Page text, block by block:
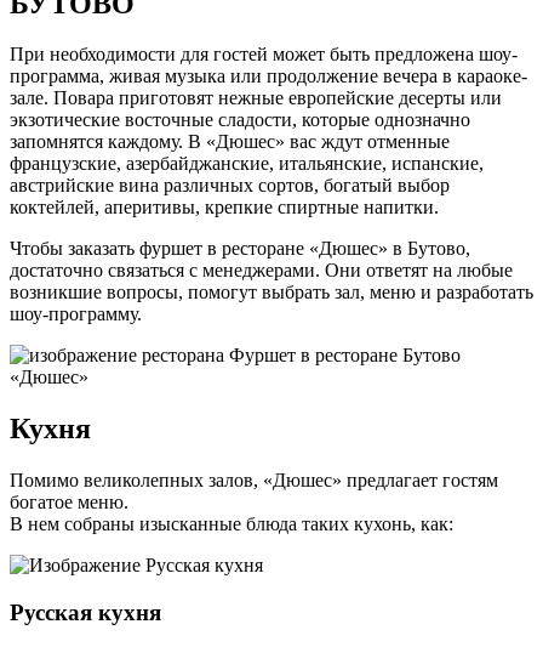
При необходимости для гостей может быть предложена шоу-
программа, живая музыка или продолжение вечера в караоке-
зале. Повара приготовят нежные европейские десерты или
экзотические восточные сладости, которые однозначно
запомнятся каждому. В «Дюшес» вас ждут отменные
французские, азербайджанские, итальянские, испанские,
австрийские вина различных сортов, богатый выбор
коктейлей, аперитивы, крепкие спиртные напитки.
Чтобы заказать фуршет в ресторане «Дюшес» в Бутово,
достаточно связаться с менеджерами. Они ответят на любые
возникшие вопросы, помогут выбрать зал, меню и разработать
шоу-программу.
Кухня
Помимо великолепных залов, «Дюшес» предлагает гостям
богатое меню.
В нем собраны изысканные блюда таких кухонь, как:
Русская кухня